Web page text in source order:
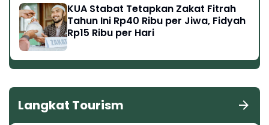
KUA Stabat Tetapkan Zakat Fitrah
Tahun Ini Rp40 Ribu per Jiwa, Fidyah
Rp15 Ribu per Hari
Langkat Tourism